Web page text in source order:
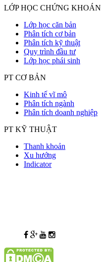
LỚP HỌC CHỨNG KHOÁN
Lớp học căn bản
Phân tích cơ bản
Phân tích kỹ thuật
Quy trình đầu tư
Lớp học phái sinh
PT CƠ BẢN
Kinh tế vĩ mô
Phân tích ngành
Phân tích doanh nghiệp
PT KỸ THUẬT
Thanh khoản
Xu hướng
Indicator